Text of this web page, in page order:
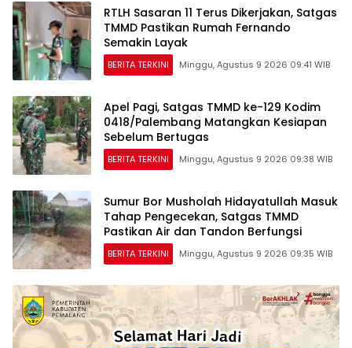
RTLH Sasaran 11 Terus Dikerjakan, Satgas
TMMD Pastikan Rumah Fernando
Semakin Layak
BERITA TERKINI Minggu, Agustus 9 2026 09:41 WIB
Apel Pagi, Satgas TMMD ke-129 Kodim
0418/Palembang Matangkan Kesiapan
Sebelum Bertugas
BERITA TERKINI Minggu, Agustus 9 2026 09:38 WIB
Sumur Bor Musholah Hidayatullah Masuk
Tahap Pengecekan, Satgas TMMD
Pastikan Air dan Tandon Berfungsi
BERITA TERKINI Minggu, Agustus 9 2026 09:35 WIB